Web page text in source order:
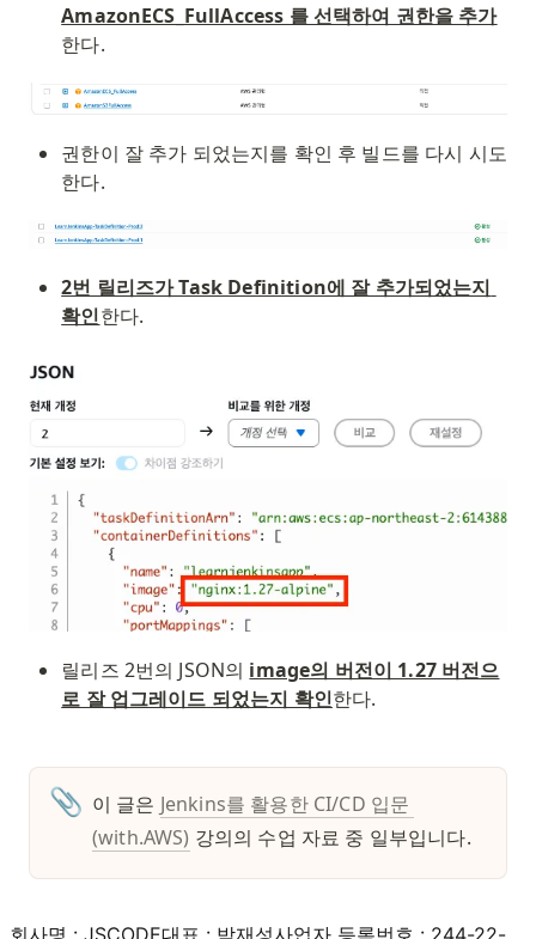
AmazonECS_FullAccess 를 선택하여 권한을 추가
한다.
권한이 잘 추가 되었는지를 확인 후 빌드를 다시 시도
한다.
2번 릴리즈가 Task Definition에 잘 추가되었는지
확인한다.
릴리즈 2번의 JSON의 image의 버전이 1.27 버전으
로 잘 업그레이드 되었는지 확인한다.
📎 이 글은 Jenkins를 활용한 CI/CD 입문
(with.AWS) 강의의 수업 자료 중 일부입니다.